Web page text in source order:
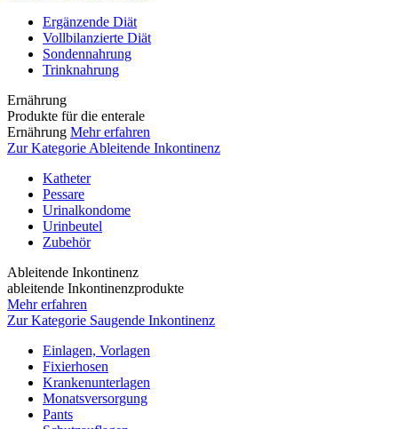
Ergänzende Diät
Vollbilanzierte Diät
Sondennahrung
Trinknahrung
Ernährung
Produkte für die enterale
Ernährung Mehr erfahren
Zur Kategorie Ableitende Inkontinenz
Katheter
Pessare
Urinalkondome
Urinbeutel
Zubehör
Ableitende Inkontinenz
ableitende Inkontinenzprodukte
Mehr erfahren
Zur Kategorie Saugende Inkontinenz
Einlagen, Vorlagen
Fixierhosen
Krankenunterlagen
Monatsversorgung
Pants